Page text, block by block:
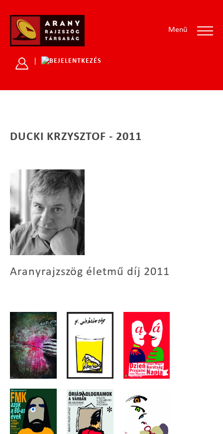
Menü
DUCKI KRZYSZTOF - 2011
Aranyrajzszög életmű díj 2011